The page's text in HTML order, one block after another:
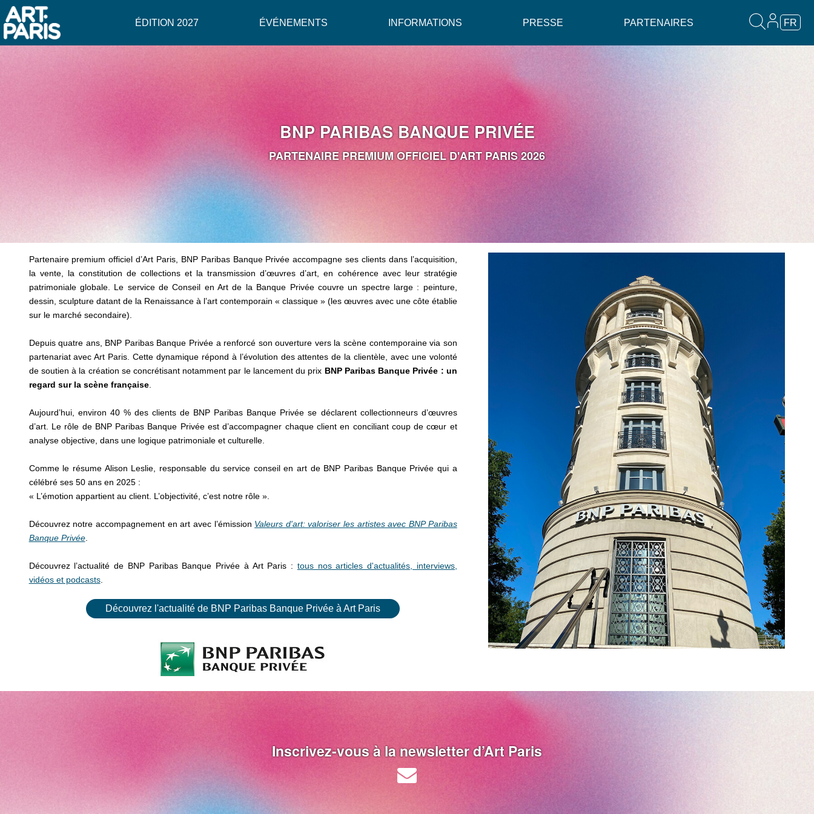
ÉDITION 2027 ÉVÉNEMENTS INFORMATIONS PRESSE PARTENAIRES FR
BNP PARIBAS BANQUE PRIVÉE
PARTENAIRE PREMIUM OFFICIEL D'ART PARIS 2026
Partenaire premium officiel d’Art Paris, BNP Paribas Banque Privée accompagne ses clients dans l’acquisition,
la vente, la constitution de collections et la transmission d’œuvres d’art, en cohérence avec leur stratégie
patrimoniale globale. Le service de Conseil en Art de la Banque Privée couvre un spectre large : peinture,
dessin, sculpture datant de la Renaissance à l’art contemporain « classique » (les œuvres avec une côte établie
sur le marché secondaire).
Depuis quatre ans, BNP Paribas Banque Privée a renforcé son ouverture vers la scène contemporaine via son
partenariat avec Art Paris. Cette dynamique répond à l’évolution des attentes de la clientèle, avec une volonté
de soutien à la création se concrétisant notamment par le lancement du prix BNP Paribas Banque Privée : un
regard sur la scène française.
Aujourd’hui, environ 40 % des clients de BNP Paribas Banque Privée se déclarent collectionneurs d’œuvres
d’art. Le rôle de BNP Paribas Banque Privée est d’accompagner chaque client en conciliant coup de cœur et
analyse objective, dans une logique patrimoniale et culturelle.
Comme le résume Alison Leslie, responsable du service conseil en art de BNP Paribas Banque Privée qui a
célébré ses 50 ans en 2025 :
« L’émotion appartient au client. L’objectivité, c’est notre rôle ».
Découvrez notre accompagnement en art avec l’émission Valeurs d'art: valoriser les artistes avec BNP Paribas
Banque Privée.
Découvrez l’actualité de BNP Paribas Banque Privée à Art Paris : tous nos articles d'actualités, interviews,
vidéos et podcasts.
Découvrez l'actualité de BNP Paribas Banque Privée à Art Paris
Inscrivez-vous à la newsletter d’Art Paris